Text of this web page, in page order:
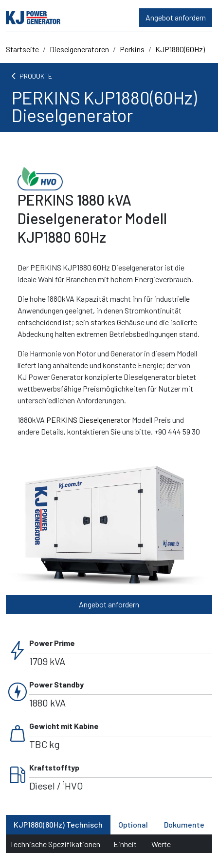
Angebot anfordern
Startseite Dieselgeneratoren Perkins KJP1880(60Hz)
arrow_back_ios PRODUKTE
PERKINS KJP1880(60Hz)
Dieselgenerator
PERKINS 1880 kVA
Dieselgenerator Modell
KJP1880 60Hz
Der PERKINS KJP1880 60Hz Dieselgenerator ist die
ideale Wahl für Branchen mit hohem Energieverbrauch.
Die hohe 1880kVA Kapazität macht ihn für industrielle
Anwendungen geeignet, in denen Stromkontinuität
entscheidend ist; sein starkes Gehäuse und die isolierte
Abdeckung halten extremen Betriebsbedingungen stand.
Die Harmonie von Motor und Generator in diesem Modell
liefert lang anhaltende und konstante Energie; der von
KJ Power Generator konzipierte Dieselgenerator bietet
wettbewerbsfähige Preismöglichkeiten für Nutzer mit
unterschiedlichen Anforderungen.
1880kVA PERKINS Dieselgenerator Modell Preis und
andere Details, kontaktieren Sie uns bitte. +90 444 59 30
Angebot anfordern
bolt Power Prime
1709 kVA
charger Power Standby
1880 kVA
weight Gewicht mit Kabine
TBC kg
local_gas_station Kraftstofftyp
Diesel / ¹HVO
KJP1880(60Hz) Technisch Optional Dokumente
Technische Spezifikationen Einheit Werte